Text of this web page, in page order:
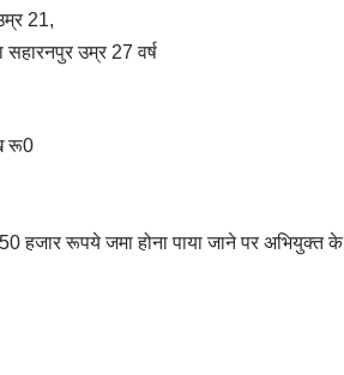
21,
उम्र 27 वर्ष
रू0
हजार रूपये जमा होना पाया जाने पर अभियुक्त के